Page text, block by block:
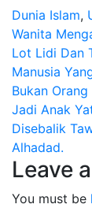
Dunia Islam,
Post
Wanita
Lot Lidi Dan
Manusia
Bukan
Jadi Anak
Disebalik
Alhadad.
Leave
You must be